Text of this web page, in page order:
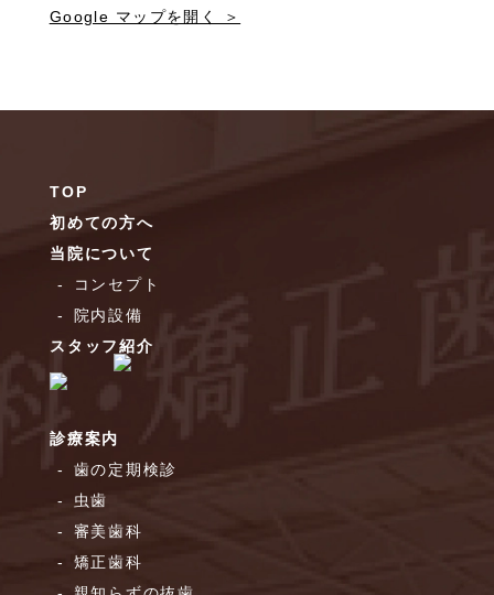
Google マップを開く ＞
TOP
初めての方へ
当院について
コンセプト
院内設備
スタッフ紹介
診療案内
歯の定期検診
虫歯
審美歯科
矯正歯科